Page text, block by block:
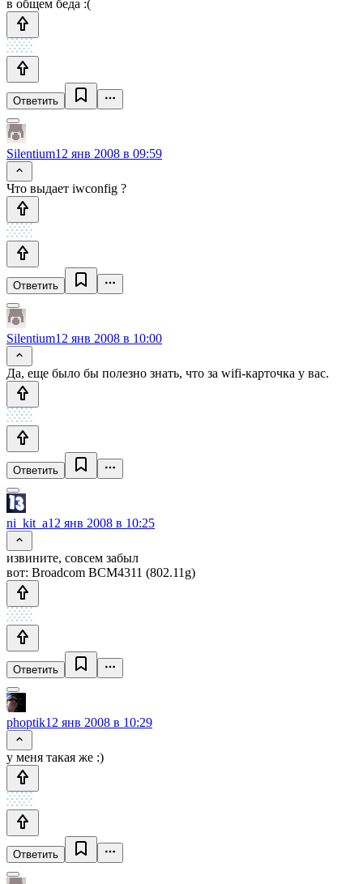
в общем беда :(
Ответить
Silentium12 янв 2008 в 09:59
Что выдает iwconfig ?
Ответить
Silentium12 янв 2008 в 10:00
Да, еще было бы полезно знать, что за wifi-карточка у вас.
Ответить
ni_kit_a12 янв 2008 в 10:25
извините, совсем забыл
вот: Broadcom BCM4311 (802.11g)
Ответить
phoptik12 янв 2008 в 10:29
у меня такая же :)
Ответить